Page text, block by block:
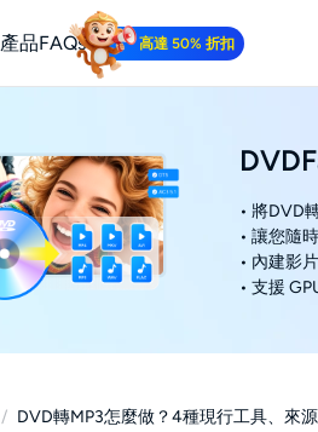
產品FAQs 高達 50% 折扣
• 將DVD
• 讓您隨
• 內建影
• 支援
/ DVD轉MP3怎麼做？4種現行工具、來